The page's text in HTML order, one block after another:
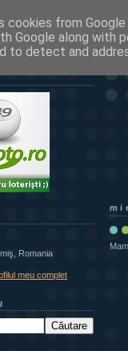
Romania
meu complet
cookies from
Google along with
to detect and